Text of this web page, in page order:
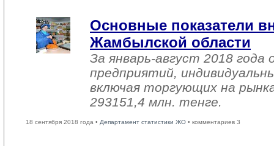
Основные показатели
Жамбылской области
За январь-август 2018
предприятий,
включая торгующих на
293151,4 млн. тенге.
18 сентября 2018 года • Департамент статистики ЖО • комментариев 3